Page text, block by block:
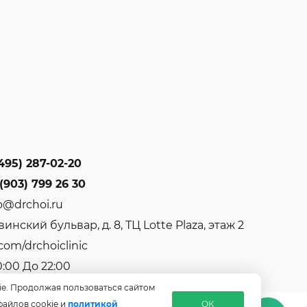
Продолжая пользоваться сайтом
cookie и политикой ОК
287-02-20
799 26 30
бульвар, д. 8, ТЦ Lotte Plaza, этаж 2
drchoiclinic
До 22:00